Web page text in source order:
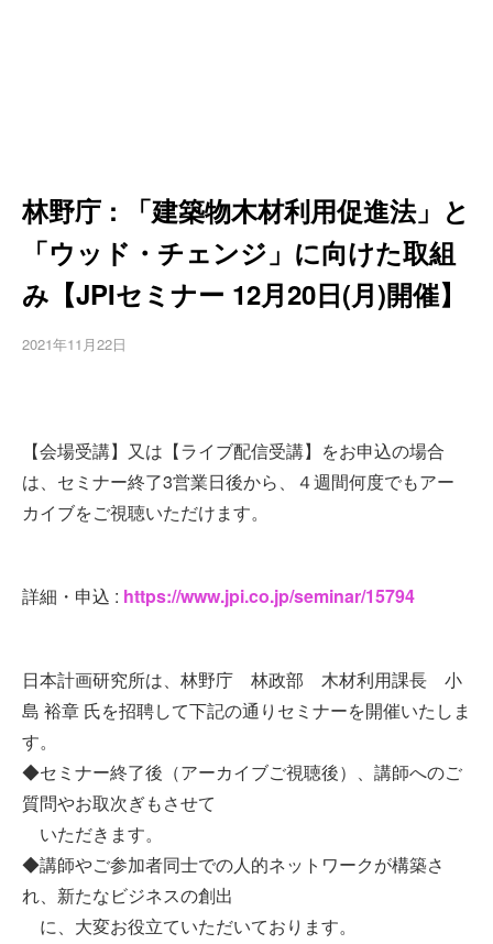
林野庁 : 「建築物木材利用促進法」と
「ウッド・チェンジ」に向けた取組
み【JPIセミナー 12月20日(月)開催】
2021年11月22日
【会場受講】又は【ライブ配信受講】をお申込の場合
は、セミナー終了3営業日後から、４週間何度でもアー
カイブをご視聴いただけます。
詳細・申込 : https://www.jpi.co.jp/seminar/15794
日本計画研究所は、林野庁 林政部 木材利用課長 小
島 裕章 氏を招聘して下記の通りセミナーを開催いたしま
す。
◆セミナー終了後（アーカイブご視聴後）、講師へのご
質問やお取次ぎもさせて
いただきます。
◆講師やご参加者同士での人的ネットワークが構築さ
れ、新たなビジネスの創出
に、大変お役立ていただいております。